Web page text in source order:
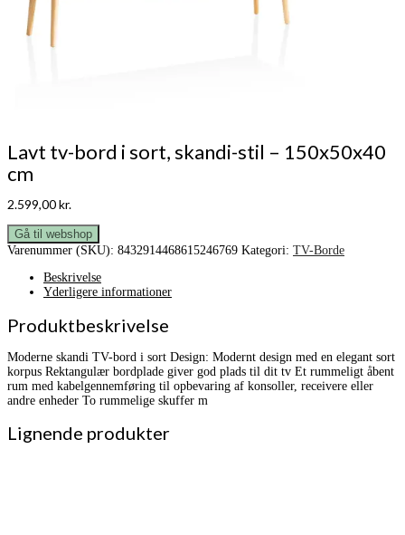
Lavt tv-bord i sort, skandi-stil – 150x50x40
cm
2.599,00kr.
Gå til webshop
Varenummer (SKU): 8432914468615246769 Kategori: TV-Borde
Beskrivelse
Yderligere informationer
Produktbeskrivelse
Moderne skandi TV-bord i sort Design: Modernt design med en elegant sort
korpus Rektangulær bordplade giver god plads til dit tv Et rummeligt åbent
rum med kabelgennemføring til opbevaring af konsoller, receivere eller
andre enheder To rummelige skuffer m
Lignende produkter